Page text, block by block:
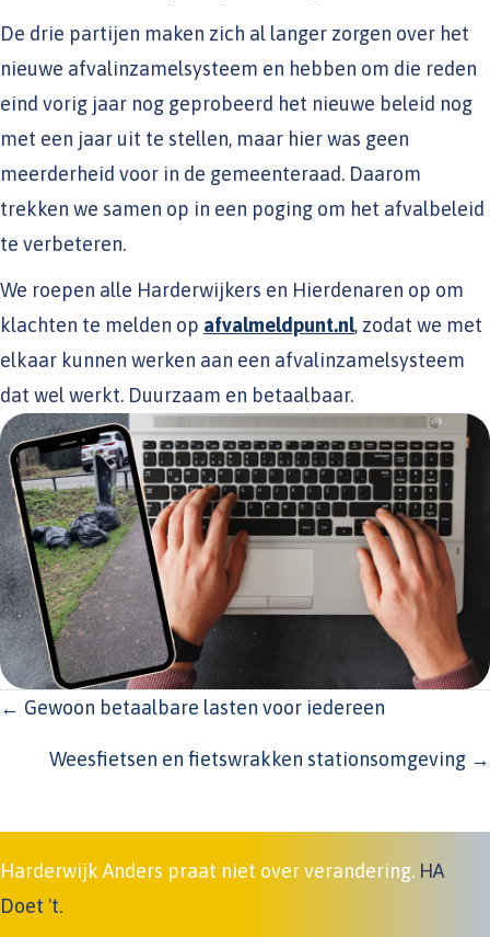
De drie partijen maken zich al langer zorgen over het
nieuwe afvalinzamelsysteem en hebben om die reden
eind vorig jaar nog geprobeerd het nieuwe beleid nog
met een jaar uit te stellen, maar hier was geen
meerderheid voor in de gemeenteraad. Daarom
trekken we samen op in een poging om het afvalbeleid
te verbeteren.
We roepen alle Harderwijkers en Hierdenaren op om
klachten te melden op afvalmeldpunt.nl, zodat we met
elkaar kunnen werken aan een afvalinzamelsysteem
dat wel werkt. Duurzaam en betaalbaar.
POSTS
← Gewoon betaalbare lasten voor iedereen
Weesfietsen en fietswrakken stationsomgeving →
Harderwijk Anders praat niet over verandering. HA
Doet 't.